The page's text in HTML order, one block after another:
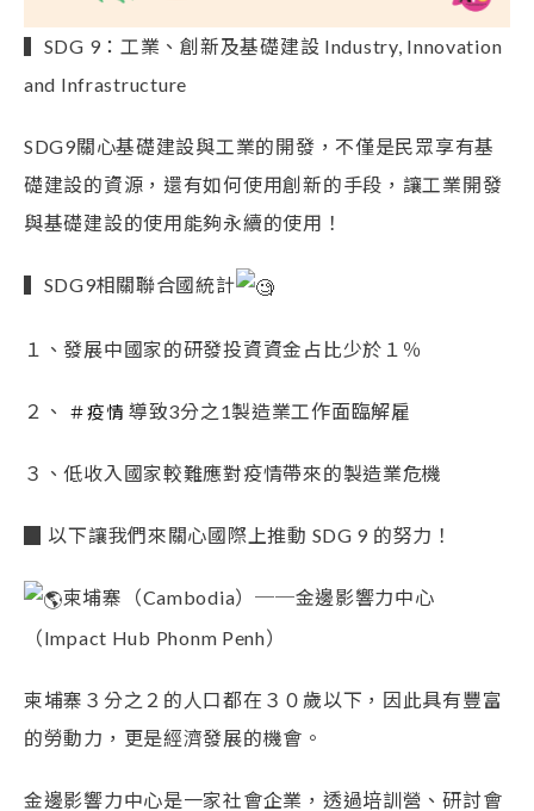
▍SDG 9：工業、創新及基礎建設 Industry, Innovation
and Infrastructure
SDG9關心基礎建設與工業的開發，不僅是民眾享有基
礎建設的資源，還有如何使用創新的手段，讓工業開發
與基礎建設的使用能夠永續的使用！
▍SDG9相關聯合國統計
１、發展中國家的研發投資資金占比少於１％
２、 ＃疫情 導致3分之1製造業工作面臨解雇
３、低收入國家較難應對疫情帶來的製造業危機
▉ 以下讓我們來關心國際上推動 SDG 9 的努力！
柬埔寨（Cambodia）──金邊影響力中心
（Impact Hub Phonm Penh）
柬埔寨３分之２的人口都在３０歲以下，因此具有豐富
的勞動力，更是經濟發展的機會。
金邊影響力中心是一家社會企業，透過培訓營、研討會